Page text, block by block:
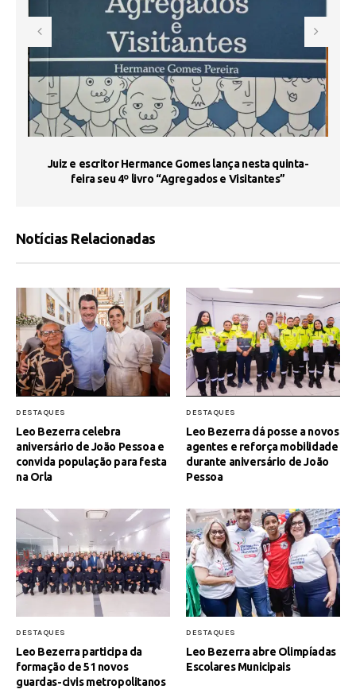
Juiz e escritor Hermance Gomes lança nesta quinta-
feira seu 4º livro “Agregados e Visitantes”
Notícias Relacionadas
DESTAQUES
Leo Bezerra celebra
aniversário de João Pessoa e
convida população para festa
na Orla
DESTAQUES
Leo Bezerra dá posse a novos
agentes e reforça mobilidade
durante aniversário de João
Pessoa
DESTAQUES
Leo Bezerra participa da
formação de 51 novos
guardas-civis metropolitanos
DESTAQUES
Leo Bezerra abre Olimpíadas
Escolares Municipais